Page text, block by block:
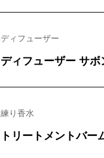
ディフューザー
ディフューザー サボ
練り香水
トリートメントバー